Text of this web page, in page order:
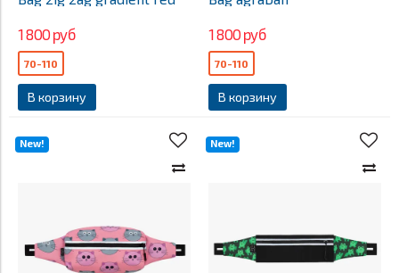
1 800 руб
В корзину
70-110
1 800 руб
В корзину
70-110
New! New!